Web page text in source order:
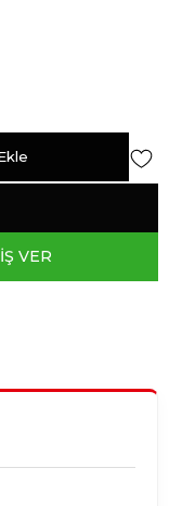
VER